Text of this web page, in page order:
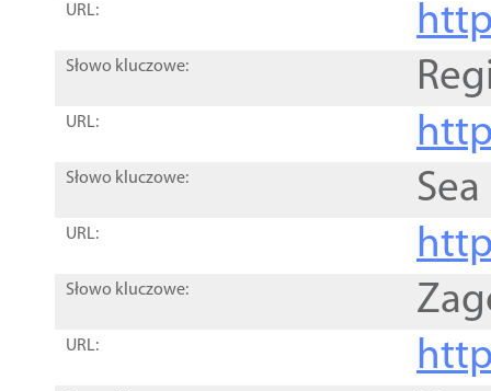
URL:
Słowo kluczowe:
URL:
Słowo kluczowe:
URL:
Słowo kluczowe:
URL: